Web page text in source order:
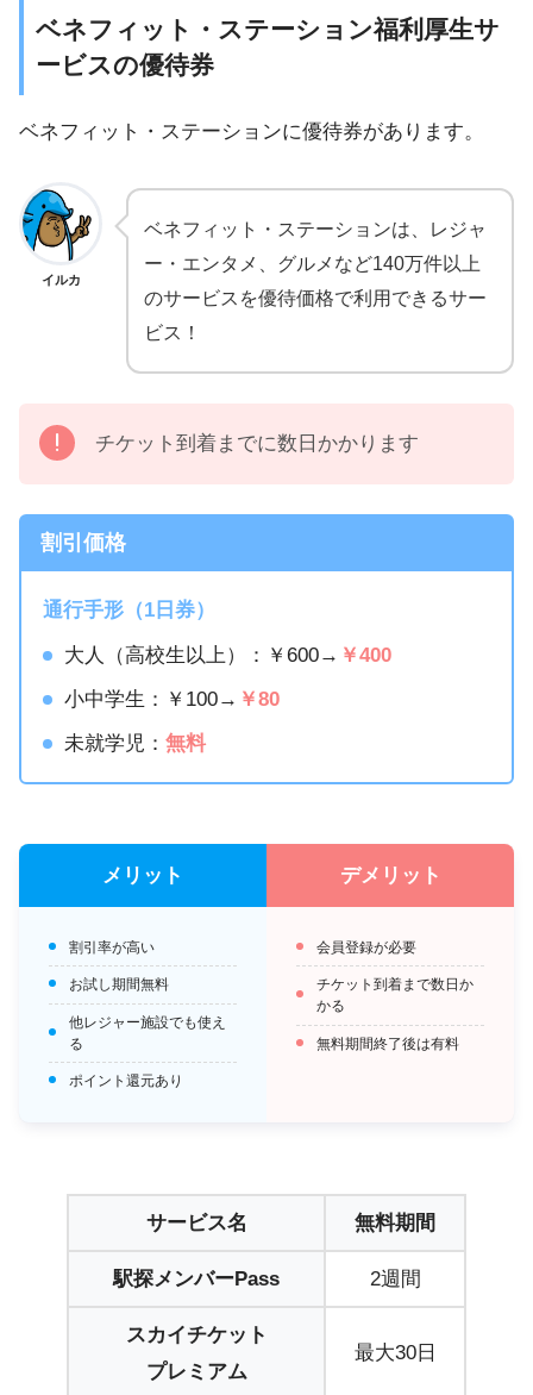
ベネフィット・ステーション福利厚生サ
ービスの優待券
ベネフィット・ステーションに優待券があります。
イルカ
ベネフィット・ステーションは、レジャ
ー・エンタメ、グルメなど140万件以上
のサービスを優待価格で利用できるサー
ビス！
チケット到着までに数日かかります
割引価格
通行手形（1日券）
大人（高校生以上）：￥600→ ￥400
小中学生：￥100→ ￥80
未就学児：無料
メリット
割引率が高い
お試し期間無料
他レジャー施設でも使え
る
ポイント還元あり
デメリット
会員登録が必要
チケット到着まで数日か
かる
無料期間終了後は有料
サービス名 無料期間
駅探メンバーPass 2週間
スカイチケット
プレミアム
最大30日